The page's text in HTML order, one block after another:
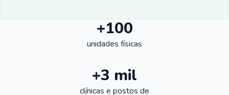
+100
unidades físicas
+3 mil
clínicas e postos de